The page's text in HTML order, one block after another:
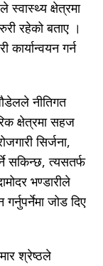
स्वास्थ्य क्षेत्रमा
रहेको बताए ।
कार्यान्वयन गर्न
नीतिगत
क्षेत्रमा सहज
सिर्जना,
सकिन्छ, त्यसतर्फ
भण्डारीले
जोड दिए
श्रेष्ठले